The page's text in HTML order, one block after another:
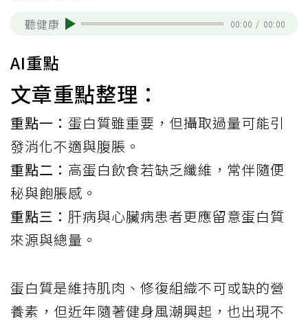
聽健康 00:00 / 00:00
AI重點
文章重點整理：
重點一： 蛋白質雖重要，但攝取過量可能引
發消化不適與腹脹。
重點二： 高蛋白飲食若缺乏纖維，常伴隨便
秘與飽脹感。
重點三： 肝病與心臟病患者更應留意蛋白質
來源與總量。
蛋白質是維持肌肉、修復組織不可或缺的營
養素，但近年隨著健身風潮興起，也出現不